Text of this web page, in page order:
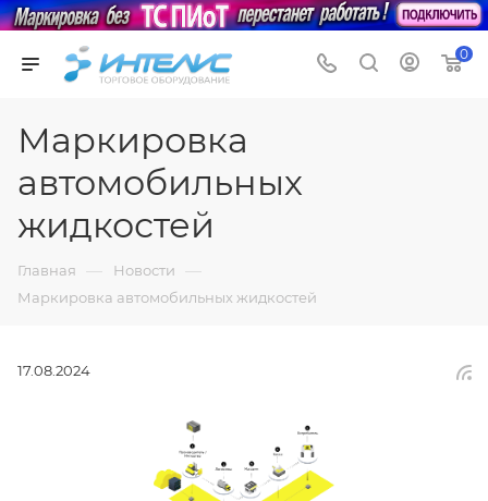
0
Маркировка
автомобильных
жидкостей
Главная — Новости —
Маркировка автомобильных жидкостей
17.08.2024